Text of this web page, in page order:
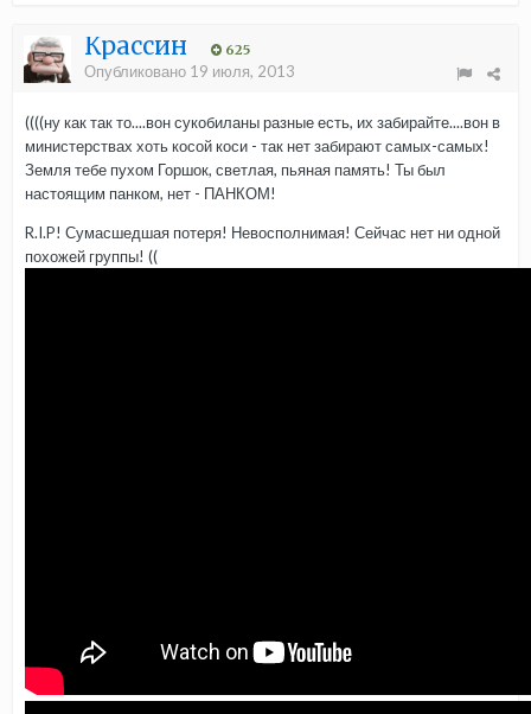
Крассин 625
Опубликовано 19 июля, 2013
((((ну как так то....вон сукобиланы разные есть, их забирайте....вон в
министерствах хоть косой коси - так нет забирают самых-самых!
Земля тебе пухом Горшок, светлая, пьяная память! Ты был
настоящим панком, нет - ПАНКОМ!
R.I.P! Сумасшедшая потеря! Невосполнимая! Сейчас нет ни одной
похожей группы! ((